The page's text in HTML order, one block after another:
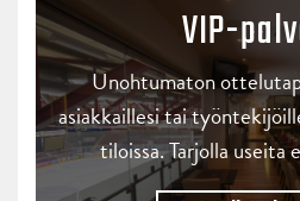
VIP-
Unohtumaton
asiakkaillesi tai
tiloissa. Tarjolla